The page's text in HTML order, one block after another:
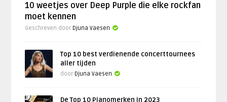
10 weetjes over Deep Purple die elke rockfan
moet kennen
Geschreven door Djuna Vaesen
Top 10 best verdienende concerttournees
aller tijden
door Djuna Vaesen
De Top 10 Pianomerken in 2023